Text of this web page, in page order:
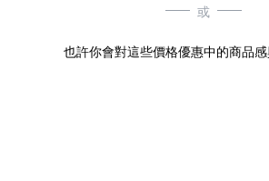
或
也許你會對這些價格優惠中的商品感